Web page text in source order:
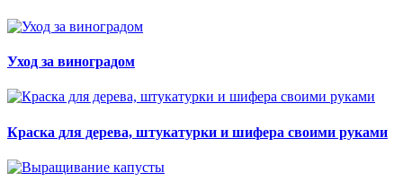
Уход за виноградом
Краска для дерева, штукатурки и шифера своими руками